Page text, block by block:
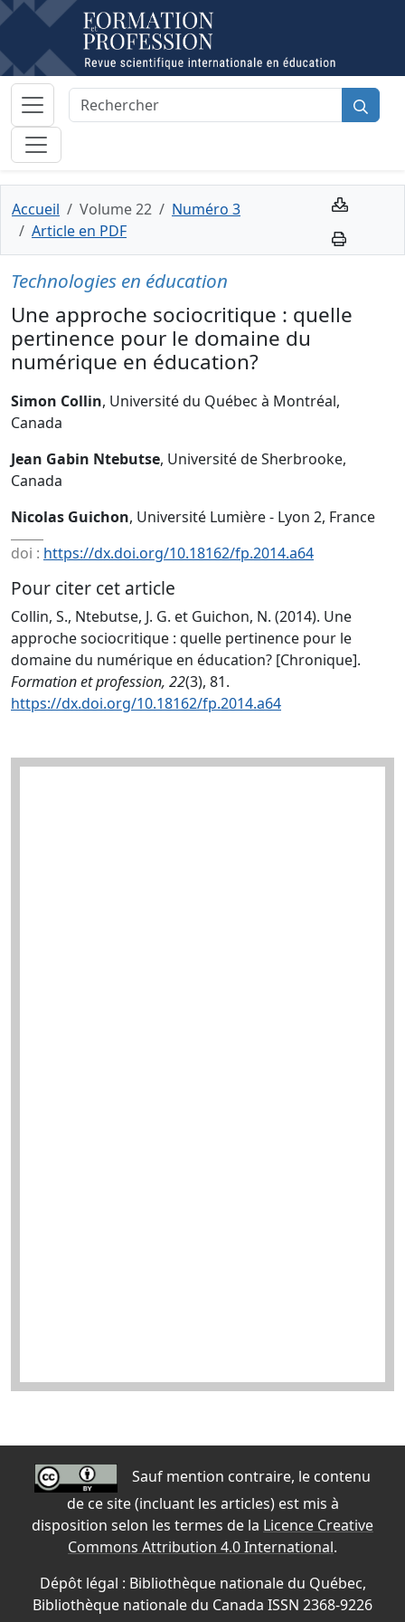
Accueil Volume 22
Numéro 3
Article en PDF
Technologies en éducation
Une approche sociocritique : quelle
pertinence pour le domaine du
numérique en éducation?
Simon Collin, Université du Québec à Montréal,
Canada
Jean Gabin Ntebutse, Université de Sherbrooke,
Canada
Nicolas Guichon, Université Lumière - Lyon 2, France
doi : https://dx.doi.org/10.18162/fp.2014.a64
Pour citer cet article
Collin, S., Ntebutse, J. G. et Guichon, N. (2014). Une
approche sociocritique : quelle pertinence pour le
domaine du numérique en éducation? [Chronique].
Formation et profession, 22(3), 81.
https://dx.doi.org/10.18162/fp.2014.a64
Sauf mention contraire, le contenu
de ce site (incluant les articles) est mis à
disposition selon les termes de la Licence Creative
Commons Attribution 4.0 International.
Dépôt légal : Bibliothèque nationale du Québec,
Bibliothèque nationale du Canada ISSN 2368-9226